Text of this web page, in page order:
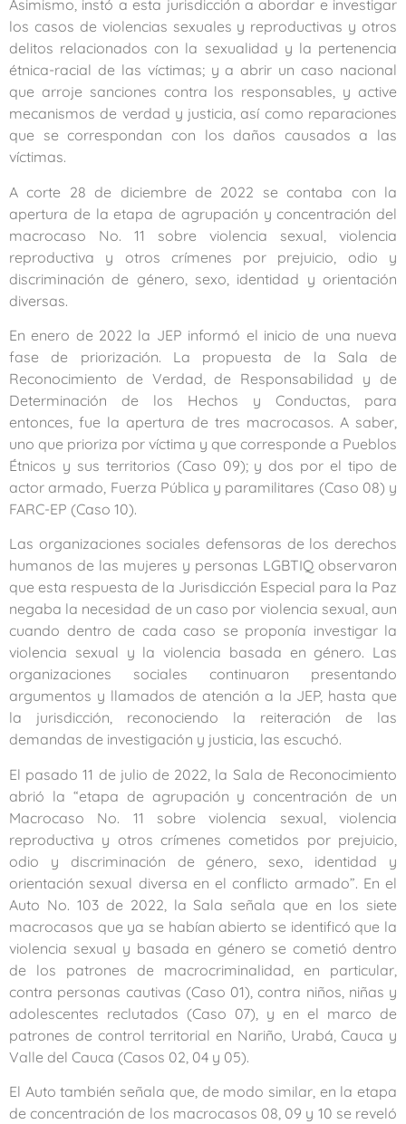
Asimismo, instó a esta jurisdicción a abordar e investigar
los casos de violencias sexuales y reproductivas y otros
delitos relacionados con la sexualidad y la pertenencia
étnica-racial de las víctimas; y a abrir un caso nacional
que arroje sanciones contra los responsables, y active
mecanismos de verdad y justicia, así como reparaciones
que se correspondan con los daños causados a las
víctimas.
A corte 28 de diciembre de 2022 se contaba con la
apertura de la etapa de agrupación y concentración del
macrocaso No. 11 sobre violencia sexual, violencia
reproductiva y otros crímenes por prejuicio, odio y
discriminación de género, sexo, identidad y orientación
diversas.
En enero de 2022 la JEP informó el inicio de una nueva
fase de priorización. La propuesta de la Sala de
Reconocimiento de Verdad, de Responsabilidad y de
Determinación de los Hechos y Conductas, para
entonces, fue la apertura de tres macrocasos. A saber,
uno que prioriza por víctima y que corresponde a Pueblos
Étnicos y sus territorios (Caso 09); y dos por el tipo de
actor armado, Fuerza Pública y paramilitares (Caso 08) y
FARC-EP (Caso 10).
Las organizaciones sociales defensoras de los derechos
humanos de las mujeres y personas LGBTIQ observaron
que esta respuesta de la Jurisdicción Especial para la Paz
negaba la necesidad de un caso por violencia sexual, aun
cuando dentro de cada caso se proponía investigar la
violencia sexual y la violencia basada en género. Las
organizaciones sociales continuaron presentando
argumentos y llamados de atención a la JEP, hasta que
la jurisdicción, reconociendo la reiteración de las
demandas de investigación y justicia, las escuchó.
El pasado 11 de julio de 2022, la Sala de Reconocimiento
abrió la “etapa de agrupación y concentración de un
Macrocaso No. 11 sobre violencia sexual, violencia
reproductiva y otros crímenes cometidos por prejuicio,
odio y discriminación de género, sexo, identidad y
orientación sexual diversa en el conflicto armado”. En el
Auto No. 103 de 2022, la Sala señala que en los siete
macrocasos que ya se habían abierto se identificó que la
violencia sexual y basada en género se cometió dentro
de los patrones de macrocriminalidad, en particular,
contra personas cautivas (Caso 01), contra niños, niñas y
adolescentes reclutados (Caso 07), y en el marco de
patrones de control territorial en Nariño, Urabá, Cauca y
Valle del Cauca (Casos 02, 04 y 05).
El Auto también señala que, de modo similar, en la etapa
de concentración de los macrocasos 08, 09 y 10 se reveló